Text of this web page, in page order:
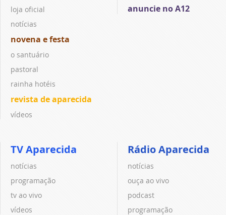
loja oficial
notícias
novena e festa
o santuário
pastoral
rainha hotéis
revista de aparecida
vídeos
anuncie no A12
TV Aparecida
notícias
programação
tv ao vivo
vídeos
Rádio Aparecida
notícias
ouça ao vivo
podcast
programação